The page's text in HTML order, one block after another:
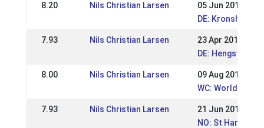
8.20 Nils Christian Larsen
05 Jun 2017
DE: Kronshof
7.93 Nils Christian Larsen
23 Apr 2017
DE: Hengste
8.00 Nils Christian Larsen
09 Aug 2015
WC: World
7.93 Nils Christian Larsen
21 Jun 2015
NO: St Hans